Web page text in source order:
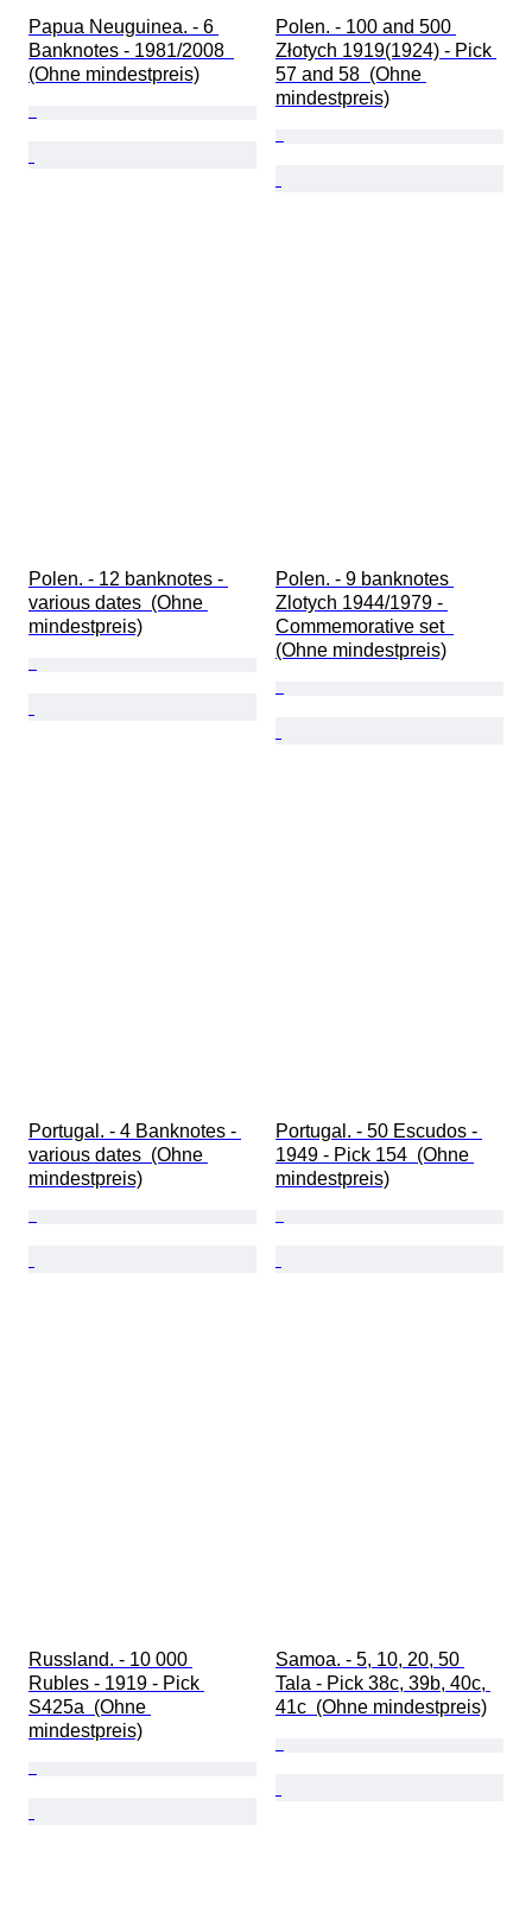
Papua Neuguinea. - 6
Banknotes - 1981/2008
(Ohne mindestpreis)
Polen. - 100 and 500
Złotych 1919(1924) - Pick
57 and 58  (Ohne
mindestpreis)
Polen. - 12 banknotes -
various dates  (Ohne
mindestpreis)
Polen. - 9 banknotes
Zlotych 1944/1979 -
Commemorative set
(Ohne mindestpreis)
Portugal. - 4 Banknotes -
various dates  (Ohne
mindestpreis)
Portugal. - 50 Escudos -
1949 - Pick 154  (Ohne
mindestpreis)
Russland. - 10 000
Rubles - 1919 - Pick
S425a  (Ohne
mindestpreis)
Samoa. - 5, 10, 20, 50
Tala - Pick 38c, 39b, 40c,
41c  (Ohne mindestpreis)